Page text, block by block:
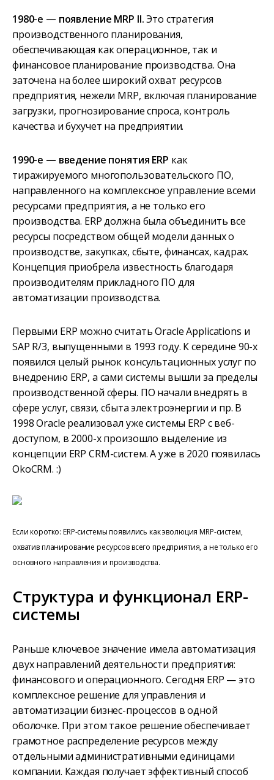
1980-е — появление MRP II.Это стратегия
производственного планирования,
обеспечивающая как операционное, так и
финансовое планирование производства. Она
заточена на более широкий охват ресурсов
предприятия, нежели MRP, включая планирование
загрузки, прогнозирование спроса, контроль
качества и бухучет на предприятии.
1990-е — введение понятия ERP как
тиражируемого многопользовательского ПО,
направленного на комплексное управление всеми
ресурсами предприятия, а не только его
производства. ERP должна была объединить все
ресурсы посредством общей модели данных о
производстве, закупках, сбыте, финансах, кадрах.
Концепция приобрела известность благодаря
производителям прикладного ПО для
автоматизации производства.
Первыми ERP можно считать Oracle Applications и
SAP R/3, выпущенными в 1993 году. К середине 90-х
появился целый рынок консультационных услуг по
внедрению ERP, а сами системы вышли за пределы
производственной сферы. ПО начали внедрять в
сфере услуг, связи, сбыта электроэнергии и пр. В
1998 Oracle реализовал уже системы ERP с веб-
доступом, в 2000-х произошло выделение из
концепции ERP CRM-систем. А уже в 2020 появилась
OkoCRM. :)
Если коротко: ERP-системы появились как эволюция MRP-систем,
охватив планирование ресурсов всего предприятия, а не только его
основного направления и производства.
Структура и функционал ERP-
системы
Раньше ключевое значение имела автоматизация
двух направлений деятельности предприятия:
финансового и операционного. Сегодня ERP — это
комплексное решение для управления и
автоматизации бизнес-процессов в одной
оболочке. При этом такое решение обеспечивает
грамотное распределение ресурсов между
отдельными административными единицами
компании. Каждая получает эффективный способ